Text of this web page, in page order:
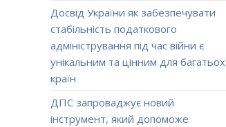
Досвід України як забезпечувати
стабільність податкового
адміністрування під час війни є
унікальним та цінним для багатьох
країн
ДПС запроваджує новий
інструмент, який допоможе